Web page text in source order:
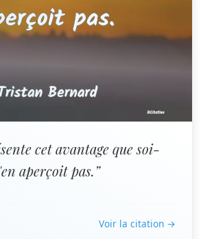
cet avantage que soi-
aperçoit pas.”
Voir la citation →